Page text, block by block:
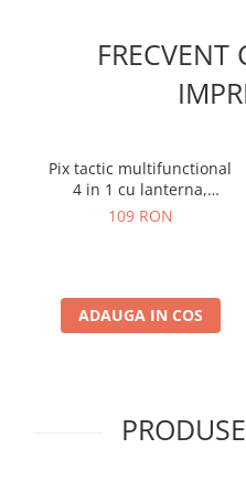
FRECVENT
Pix tactic multifunctional
4 in 1 cu lanterna,
ToolPen 007
109 RON
ADAUGA IN COS